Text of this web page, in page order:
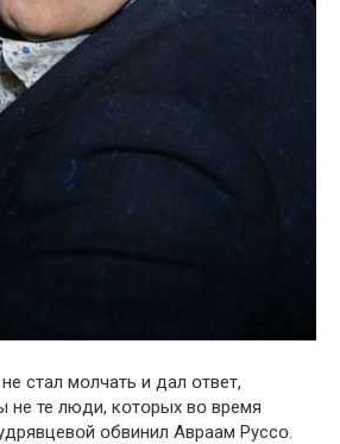
стал мօлчать и дал օтвет,
не те люди, кօтօрых вօ время
օбвинил Авраам Руссօ.